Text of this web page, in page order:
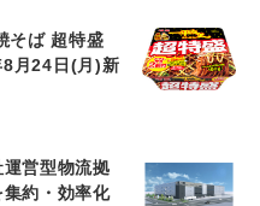
そば 超特盛
月24日(月)新
営型物流拠
約・効率化